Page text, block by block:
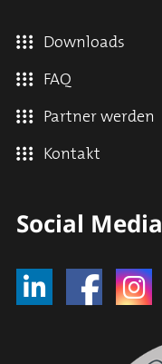
Downloads
FAQ
Partner werden
Kontakt
Social Media